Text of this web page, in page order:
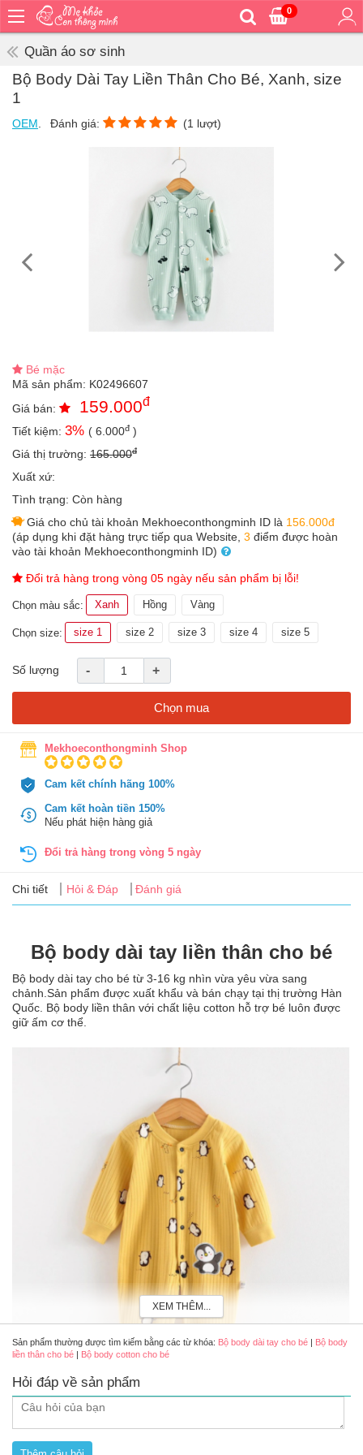
0
Bé
ăn
vệ
ngoài
an
toàn
tắm
Bé
chơi
học
Dành
cho
cho
dùng
trong
nhà
tức
FAQ
Quần áo sơ sinh
Bộ Body Dài Tay Liền Thân Cho Bé, Xanh, size
1
OEM Đánh giá: (1 lượt)
Bé mặc
Mã sản phẩm: K02496607
Giá bán:
159.000đ
Tiết kiệm: 3% ( 6.000đ )
Giá thị trường: 165.000đ
Xuất xứ:
Tình trạng: Còn hàng
Giá cho chủ tài khoản Mekhoeconthongminh ID là 156.000đ
(áp dụng khi đặt hàng trực tiếp qua Website, 3 điểm được hoàn
vào tài khoản Mekhoeconthongminh ID)
Đổi trả hàng trong vòng 05 ngày nếu sản phẩm bị lỗi!
Chọn màu sắc: Xanh Hồng Vàng
Chọn size: size 1 size 2 size 3 size 4 size 5
Số lượng - +
Chọn mua
Mekhoeconthongminh Shop
Cam kết chính hãng 100%
Cam kết hoàn tiền 150%
Nếu phát hiện hàng giả
Đổi trả hàng trong vòng 5 ngày
Chi tiết Hỏi & Đáp Đánh giá
Bộ body dài tay liền thân cho bé
Bộ body dài tay cho bé từ 3-16 kg nhìn vừa yêu vừa sang
chảnh.Sản phẩm được xuất khẩu và bán chạy tại thị trường Hàn
Quốc. Bộ body liền thân với chất liệu cotton hỗ trợ bé luôn được
giữ ấm cơ thể.
- Kiểu dáng có nhiều hoạ tiết ngộ ngixng cho các bé sơ sinh nhà
XEM THÊM...
Sản phẩm thường được tìm kiếm bằng các từ khóa: Bộ body dài tay cho bé | Bộ body
liền thân cho bé | Bộ body cotton cho bé
Hỏi đáp về sản phẩm